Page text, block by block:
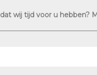
wij tijd voor u hebben?